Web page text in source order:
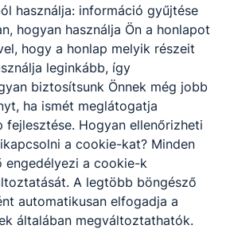
a két dátumot: József Attila
országosan elismert költőként,
kiállították róla a hivatalos halotti
és pályatársak többsége csak a
tálalt halálhír után döbbent rá,
alkotott ez a mindaddig csak
tartott, zavarba ejtően sokféle
– ezért gyakran félreértett –,
zseni, akinek életútját
váratlan veszteségek, lelki traumák,
szegélyezték –, s aki egyéni
érvényű költészetet
használja: információ gyűjtése
hogyan használja Ön a honlapot
hogy a honlap melyik részeit
leginkább, így
biztosítsunk Önnek még jobb
ha ismét meglátogatja
fejlesztése. Hogyan ellenőrizheti
a cookie-kat? Minden
engedélyezi a cookie-k
A legtöbb böngésző
automatikusan elfogadja a
általában megváltoztathatók.